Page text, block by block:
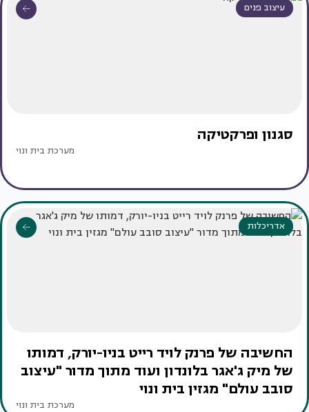
עיצוב פנים
סגנון ופרקטיקה
מערכת בית ונוי
אדריכלות
החשיבה של פרנק לויד רייט בניו-יורק, דמותו
של מיק ג'אגר בלונדון ועוד מתוך מדור "עיצוב
סובב עולם" מגזין בית ונוי
מערכת בית ונוי